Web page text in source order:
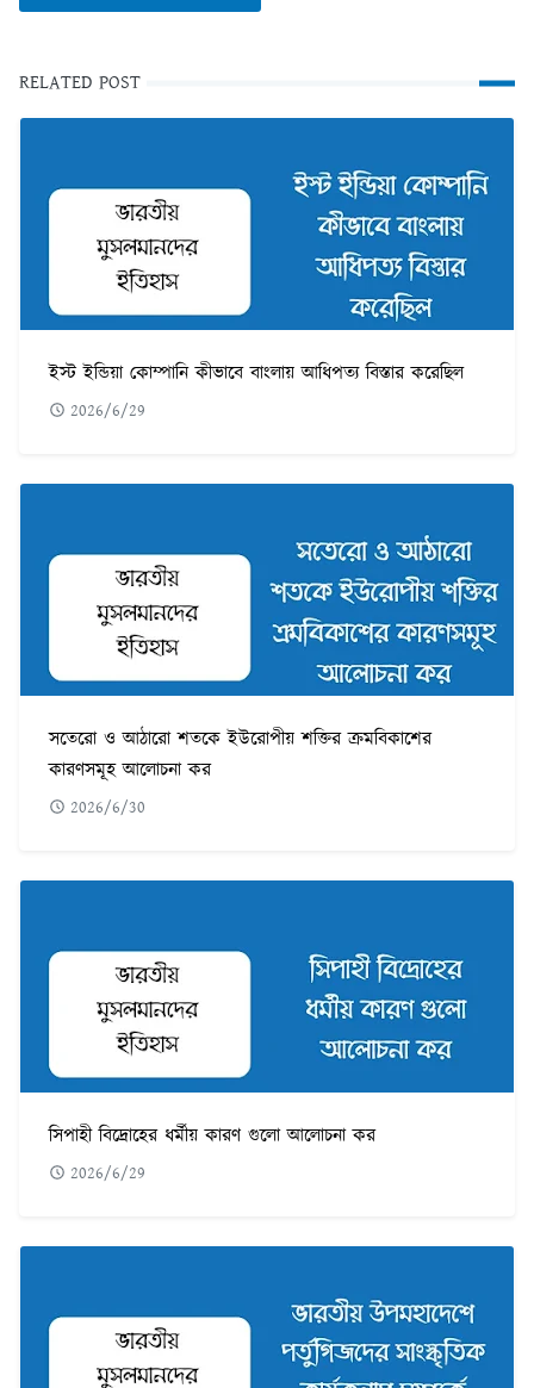
RELATED POST
ইস্ট ইন্ডিয়া কোম্পানি কীভাবে বাংলায় আধিপত্য বিস্তার করেছিল
2026/6/29
সতেরো ও আঠারো শতকে ইউরোপীয় শক্তির ক্রমবিকাশের
কারণসমূহ আলোচনা কর
2026/6/30
সিপাহী বিদ্রোহের ধর্মীয় কারণ গুলো আলোচনা কর
2026/6/29